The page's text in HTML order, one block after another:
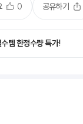
0 공유하기
템 한정수량 특가!